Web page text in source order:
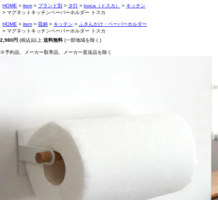
HOME item ブランド別 タ行 tosca（トスカ）
キッチン
マグネットキッチンペーパーホルダー トスカ
HOME item 収納 キッチン
ふきんかけ・ペーパーホルダー
マグネットキッチンペーパーホルダー トスカ
2,980円 (税込)以上 送料無料 (一部地域を除く)
※予約品、メーカー取寄品、メーカー直送品を除く